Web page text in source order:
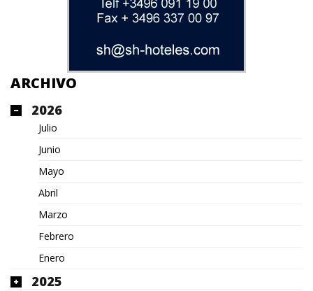
ARCHIVO
2026
Julio
Junio
Mayo
Abril
Marzo
Febrero
Enero
2025